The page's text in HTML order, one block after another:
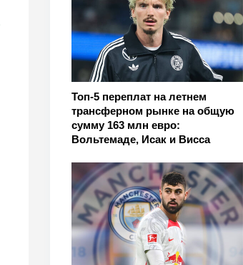
Топ-5 переплат на летнем
трансферном рынке на общую
сумму 163 млн евро:
Вольтемаде, Исак и Висса